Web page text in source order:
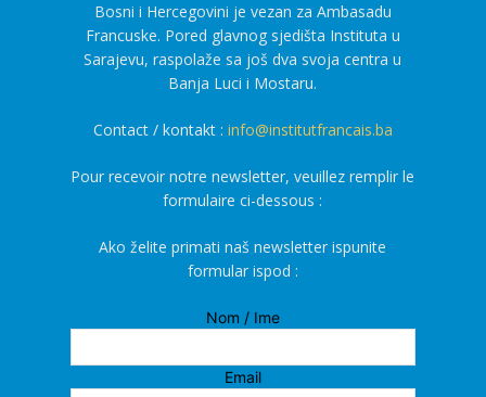
Bosni i Hercegovini je vezan za Ambasadu
Francuske. Pored glavnog sjedišta Instituta u
Sarajevu, raspolaže sa još dva svoja centra u
Banja Luci i Mostaru.
Contact / kontakt : info@institutfrancais.ba
Pour recevoir notre newsletter, veuillez remplir le
formulaire ci-dessous :
Ako želite primati naš newsletter ispunite
formular ispod :
Nom / Ime
Email